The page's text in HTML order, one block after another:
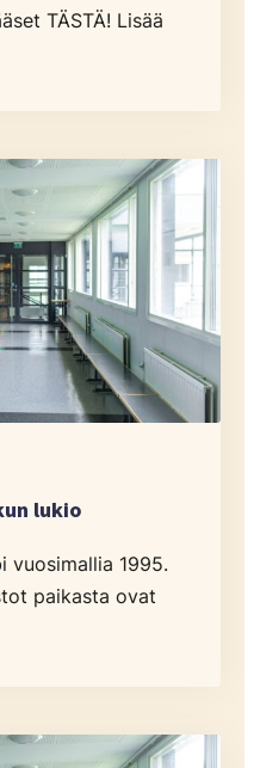
TÄSTÄ! Lisää
lukio
vuosimallia 1995.
paikasta ovat